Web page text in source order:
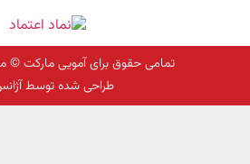
تمامی حقوق برای آمویی مارکت
طراحی شده توسط